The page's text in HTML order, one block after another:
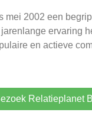
mei 2002 een
ervaring
en actieve
Relatieplanet